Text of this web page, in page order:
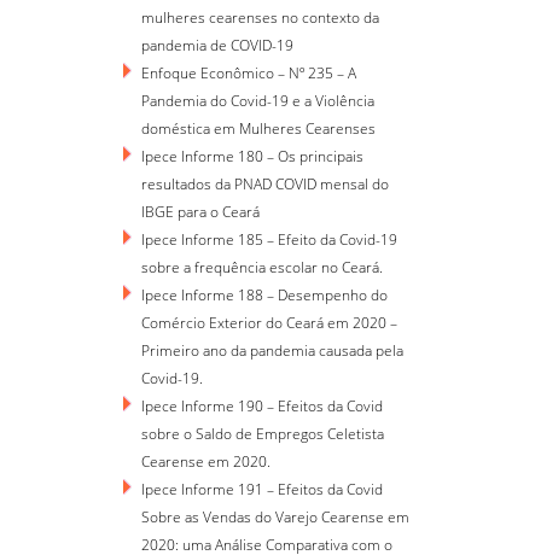
mulheres cearenses no contexto da
pandemia de COVID-19
Enfoque Econômico – Nº 235 – A
Pandemia do Covid-19 e a Violência
doméstica em Mulheres Cearenses
Ipece Informe 180 – Os principais
resultados da PNAD COVID mensal do
IBGE para o Ceará
Ipece Informe 185 – Efeito da Covid-19
sobre a frequência escolar no Ceará.
Ipece Informe 188 – Desempenho do
Comércio Exterior do Ceará em 2020 –
Primeiro ano da pandemia causada pela
Covid-19.
Ipece Informe 190 – Efeitos da Covid
sobre o Saldo de Empregos Celetista
Cearense em 2020.
Ipece Informe 191 – Efeitos da Covid
Sobre as Vendas do Varejo Cearense em
2020: uma Análise Comparativa com o